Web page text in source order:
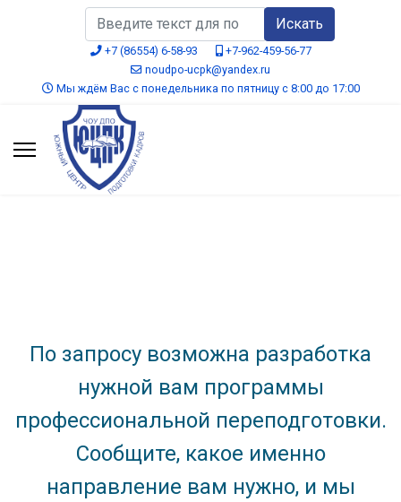
Искать
+7 (86554) 6-58-93
+7-962-459-56-77
noudpo-ucpk@yandex.ru
Мы ждём Вас с понедельника по пятницу с 8:00 до 17:00
По запросу возможна разработка
нужной вам программы
профессиональной переподготовки.
Сообщите, какое именно
направление вам нужно, и мы